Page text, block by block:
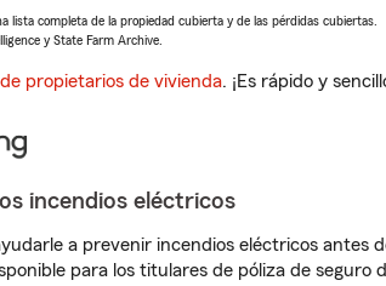
lista completa de la propiedad cubierta y de las pérdidas cubiertas.
y State Farm Archive.
propietarios de vivienda. ¡Es rápido y
incendios eléctricos
a prevenir incendios eléctricos antes
para los titulares de póliza de